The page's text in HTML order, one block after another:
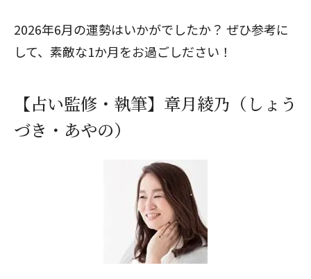
2026年6月の運勢はいかがでしたか？ ぜひ参考に
して、素敵な1か月をお過ごしださい！
【占い監修・執筆】章月綾乃（しょう
づき・あやの）